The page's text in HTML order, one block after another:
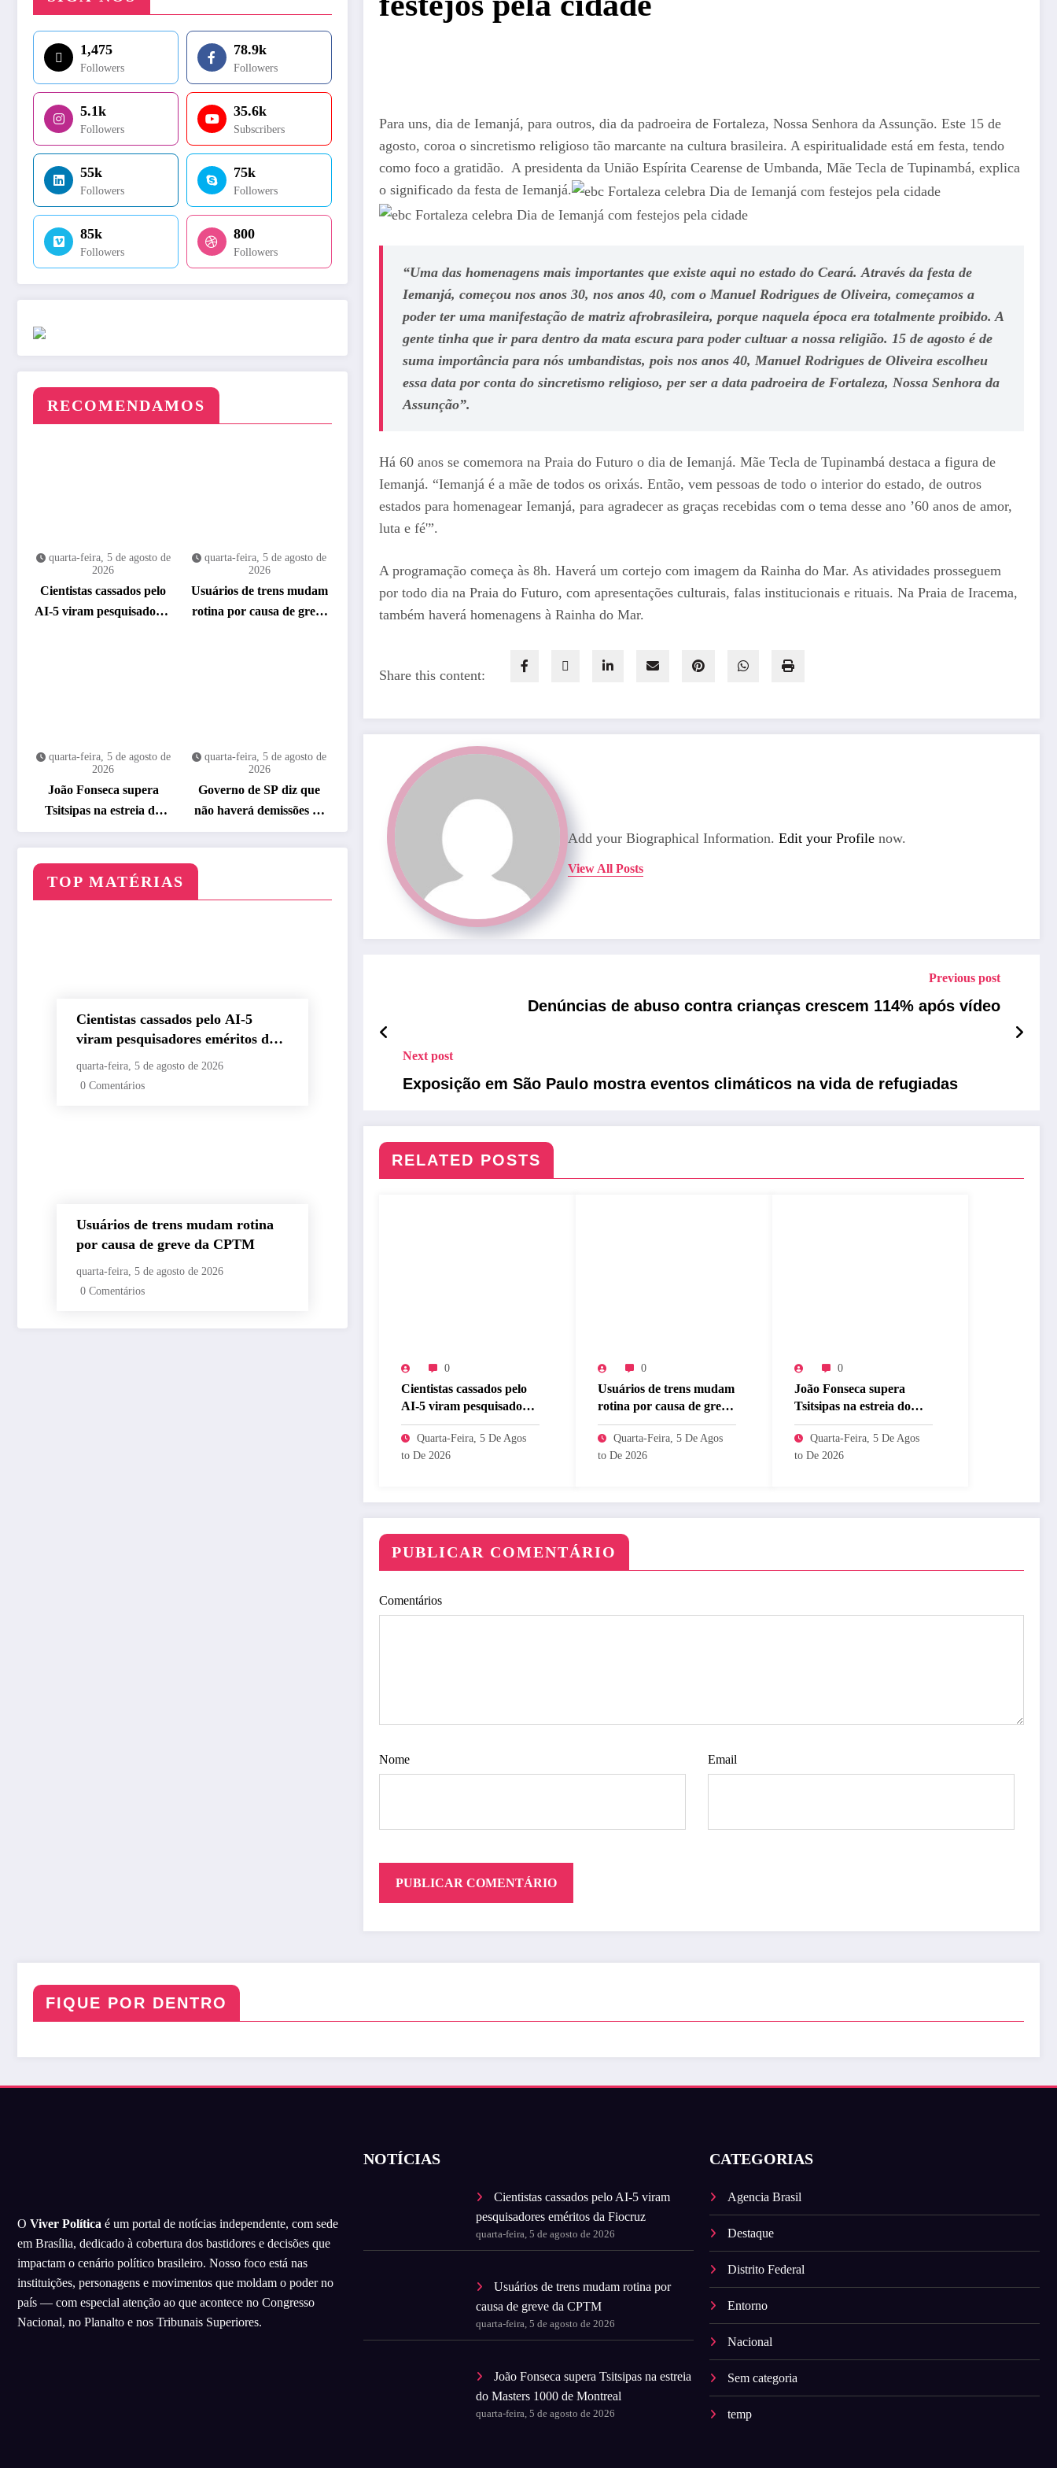
1,475
Followers
78.9k
Followers
5.1k
Followers
35.6k
Subscribers
55k
Followers
75k
Followers
85k
Followers
800
Followers
RECOMENDAMOS
quarta-feira, 5 de agosto de
2026
Cientistas cassados pelo
AI-5 viram pesquisadores
quarta-feira, 5 de agosto de
2026
Usuários de trens mudam
rotina por causa de greve
quarta-feira, 5 de agosto de
2026
João Fonseca supera
Tsitsipas na estreia do
Masters 1000 de
Montreal
quarta-feira, 5 de agosto de
2026
Governo de SP diz que
não haverá demissões de
funcionários da CPTM
TOP MATÉRIAS
Cientistas cassados pelo AI-5
viram pesquisadores eméritos da
Fiocruz
quarta-feira, 5 de agosto de 2026
0 Comentários
Usuários de trens mudam rotina
por causa de greve da CPTM
quarta-feira, 5 de agosto de 2026
0 Comentários
Para uns, dia de Iemanjá, para outros, dia da padroeira de Fortaleza, Nossa Senhora da Assunção. Este 15 de
agosto, coroa o sincretismo religioso tão marcante na cultura brasileira. A espiritualidade está em festa, tendo
como foco a gratidão. A presidenta da União Espírita Cearense de Umbanda, Mãe Tecla de Tupinambá, explica
o significado da festa de Iemanjá.
“Uma das homenagens mais importantes que existe aqui no estado do Ceará. Através da festa de
Iemanjá, começou nos anos 30, nos anos 40, com o Manuel Rodrigues de Oliveira, começamos a
poder ter uma manifestação de matriz afrobrasileira, porque naquela época era totalmente proibido. A
gente tinha que ir para dentro da mata escura para poder cultuar a nossa religião. 15 de agosto é de
suma importância para nós umbandistas, pois nos anos 40, Manuel Rodrigues de Oliveira escolheu
essa data por conta do sincretismo religioso, per ser a data padroeira de Fortaleza, Nossa Senhora da
Assunção”.
Há 60 anos se comemora na Praia do Futuro o dia de Iemanjá. Mãe Tecla de Tupinambá destaca a figura de
Iemanjá. “Iemanjá é a mãe de todos os orixás. Então, vem pessoas de todo o interior do estado, de outros
estados para homenagear Iemanjá, para agradecer as graças recebidas com o tema desse ano ’60 anos de amor,
luta e fé'”.
A programação começa às 8h. Haverá um cortejo com imagem da Rainha do Mar. As atividades prosseguem
por todo dia na Praia do Futuro, com apresentações culturais, falas institucionais e rituais. Na Praia de Iracema,
também haverá homenagens à Rainha do Mar.
Share this content:
Add your Biographical Information.Edit your Profile now.
View All Posts
Previous post
Denúncias de abuso contra crianças crescem 114% após vídeo
Next post
Exposição em São Paulo mostra eventos climáticos na vida de refugiadas
RELATED POSTS
0
Cientistas cassados pelo
AI-5 viram pesquisadores
eméritos da Fiocruz
Quarta-Feira, 5 De Agos
To De 2026
0
Usuários de trens mudam
rotina por causa de greve
da CPTM
Quarta-Feira, 5 De Agos
To De 2026
0
João Fonseca supera
Tsitsipas na estreia do
Masters 1000 de
Montreal
Quarta-Feira, 5 De Agos
To De 2026
PUBLICAR COMENTÁRIO
Comentários
Nome Email
FIQUE POR DENTRO
O Viver Política é um portal de notícias independente, com sede
em Brasília, dedicado à cobertura dos bastidores e decisões que
impactam o cenário político brasileiro. Nosso foco está nas
instituições, personagens e movimentos que moldam o poder no
país — com especial atenção ao que acontece no Congresso
Nacional, no Planalto e nos Tribunais Superiores.
NOTÍCIAS
Cientistas cassados pelo AI-5 viram
pesquisadores eméritos da Fiocruz
quarta-feira, 5 de agosto de 2026
Usuários de trens mudam rotina por
causa de greve da CPTM
quarta-feira, 5 de agosto de 2026
João Fonseca supera Tsitsipas na estreia
do Masters 1000 de Montreal
quarta-feira, 5 de agosto de 2026
CATEGORIAS
Agencia Brasil
Destaque
Distrito Federal
Entorno
Nacional
Sem categoria
temp